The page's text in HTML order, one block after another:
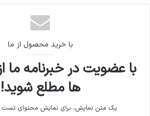
با خرید محصول از ما
با عضویت در خبرنامه ما
ها مطلع شوید!
یک متن نمایش، برای نمایش محتوای